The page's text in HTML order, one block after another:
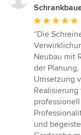
Bewertung:
5
von
5
Sternen
“Die
Neubau mit
der
Umsetzung
und